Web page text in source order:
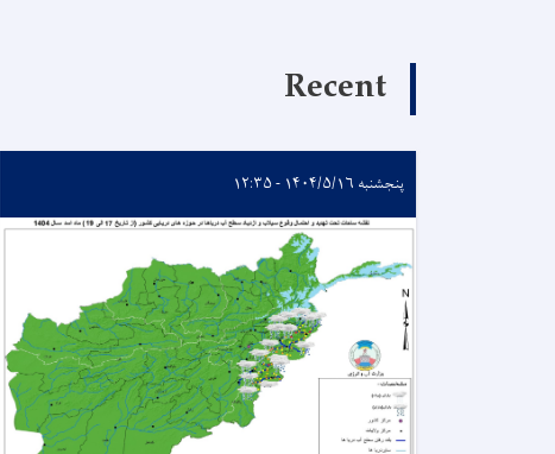
Recent
پنجشنبه ۱۴۰۴/۵/۱۶ - ۱۲:۳۵